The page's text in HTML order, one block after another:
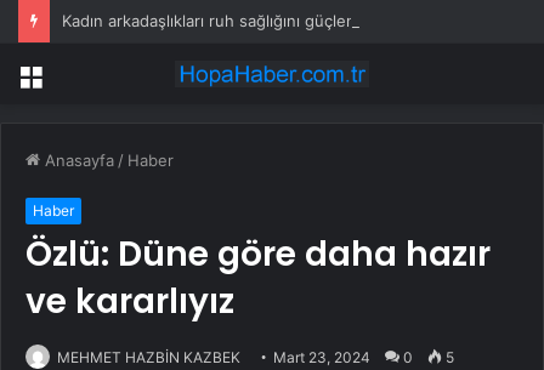
Kadın arkadaşlıkları ruh sağlığını güçlendiriyor
Menü
Anasayfa / Haber
Haber
Özlü: Düne göre daha hazır
ve kararlıyız
MEHMET HAZBİN KAZBEK Mart 23, 2024 0 5